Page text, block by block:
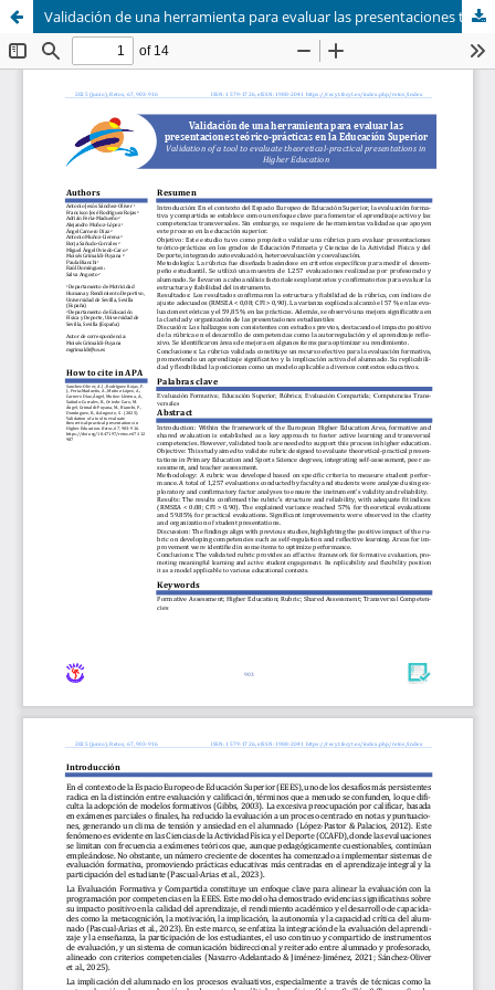
Validación de una herramienta para evaluar las presentaciones teórico-prácticas en la Educación Superior